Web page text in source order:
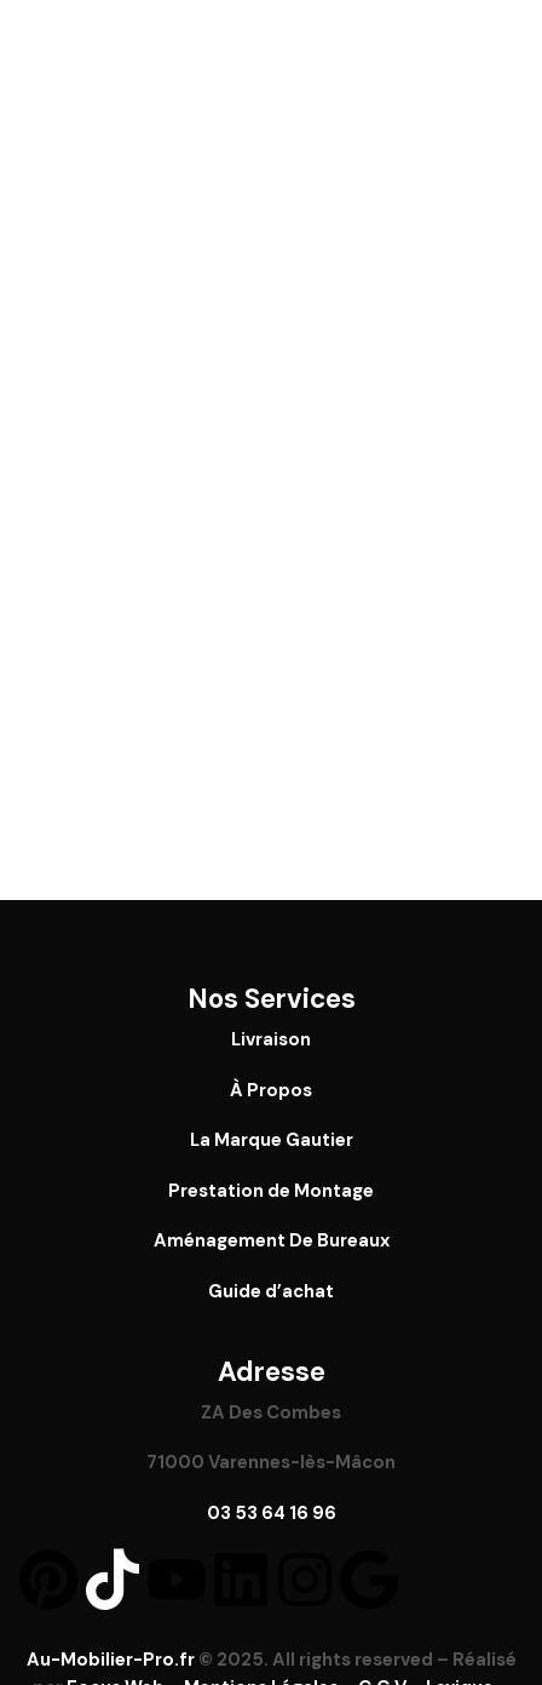
Nos Services
Livraison
À Propos
La Marque Gautier
Prestation de Montage
Aménagement De Bureaux
Guide d’achat
Adresse
ZA Des Combes
71000 Varennes-lès-Mâcon
03 53 64 16 96
Au-Mobilier-Pro.fr© 2025. All rights reserved – Réalisé